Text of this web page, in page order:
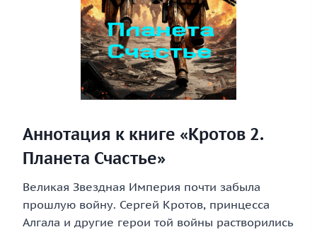
Аннотация к книге «Кротов 2.
Планета Счастье»
Великая Звездная Империя почти забыла
прошлую войну. Сергей Кротов, принцесса
Алгала и другие герои той войны растворились